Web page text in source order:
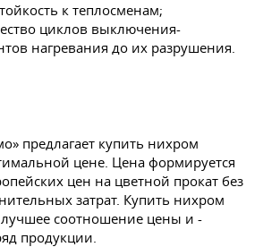
к теплосменам;
циклов выключения-
нагревания до их разрушения.
предлагает купить нихром
цене. Цена формируется
цен на цветной прокат без
затрат. Купить нихром
соотношение цены и -
продукции.